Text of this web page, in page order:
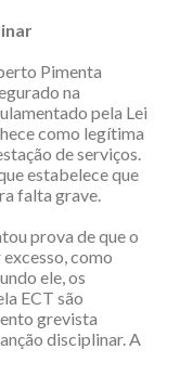
Pimenta
na
pela Lei
como legítima
de serviços.
estabelece que
falta grave.
prova de que o
como
ele, os
ECT são
grevista
disciplinar. A